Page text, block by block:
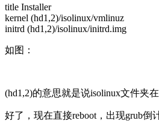
title Installer
kernel (hd1,2)/isolinux/vmlinuz
initrd (hd1,2)/isolinux/initrd.img
如图：
(hd1,2)的意思就是说isolinux文件夹
好了，现在直接reboot，出现grub倒